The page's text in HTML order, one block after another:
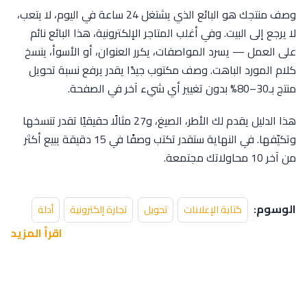
وصف منتجك هو البائع الذي يشتغل 24 ساعة في اليوم، لا يتعب،
لا يرجع إلى البيت. وفي أغلب المتاجر الإلكترونية، هذا البائع نائم
على العمل — يسرد المواصفات، يكرر العنوان، أو الأسوأ، ينسخ
كلام المورد الباهت. وصف مكتوب جيدًا يقدر يرفع نسبة تحويل
منتج بـ30–80% بدون تغيير أي شيء آخر في الصفحة.
هذا الدليل يقدم لك الأطر، الصيغ، و27 مثالًا حقيقيًا تقدر تنسخها
وتكيّفها. في النهاية ستقدر تكتب وصفًا في 15 دقيقة يبيع أكثر
من آخر 10 محاولاتك مجتمعة.
الوسوم: كتابة الإعلانات تحويل تجارة إلكترونية أدلة
اقرأ المزيد